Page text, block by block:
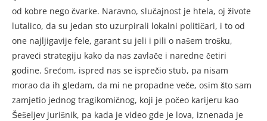
od kobre nego čvar­ke. Naravno, slučajnost je htela, oj živote
lutalico, da su jedan sto uzurpirali lokalni politi­čari, i to od
one najljigavije fe­le, garant su jeli i pili o našem trošku,
praveći strategiju kako da nas zavlače i naredne četiri
godine. Srećom, ispred nas se is­prečio stub, pa nisam
morao da ih gledam, da mi ne propadne veče, osim što sam
zamjetio jednog tra­gikomičnog, koji je počeo karije­ru kao
Šešeljev jurišnik, pa ka­da je video gde je lova, iznenada je